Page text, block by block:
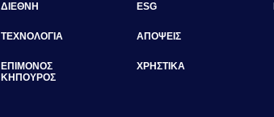
ΔΙΕΘΝΗ
ΤΕΧΝΟΛΟΓΙΑ
ΕΠΙΜΟΝΟΣ
ΚΗΠΟΥΡΟΣ
ESG
ΑΠΟΨΕΙΣ
ΧΡΗΣΤΙΚΑ